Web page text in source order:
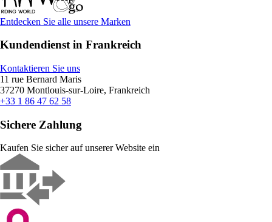
Entdecken Sie alle unsere Marken
Kundendienst in Frankreich
Kontaktieren Sie uns
11 rue Bernard Maris
37270 Montlouis-sur-Loire, Frankreich
+33 1 86 47 62 58
Sichere Zahlung
Kaufen Sie sicher auf unserer Website ein